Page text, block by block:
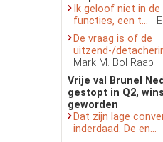
Ik geloof niet in
functies, een t... -
De vraag is of de
uitzend-/
Mark M. Bol Raap
Vrije val Brunel
gestopt in Q2,
geworden
Dat zijn lage
inderdaad. De en...